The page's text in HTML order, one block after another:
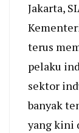
Jakarta,
terus
pelaku
sektor
banyak
yang kini